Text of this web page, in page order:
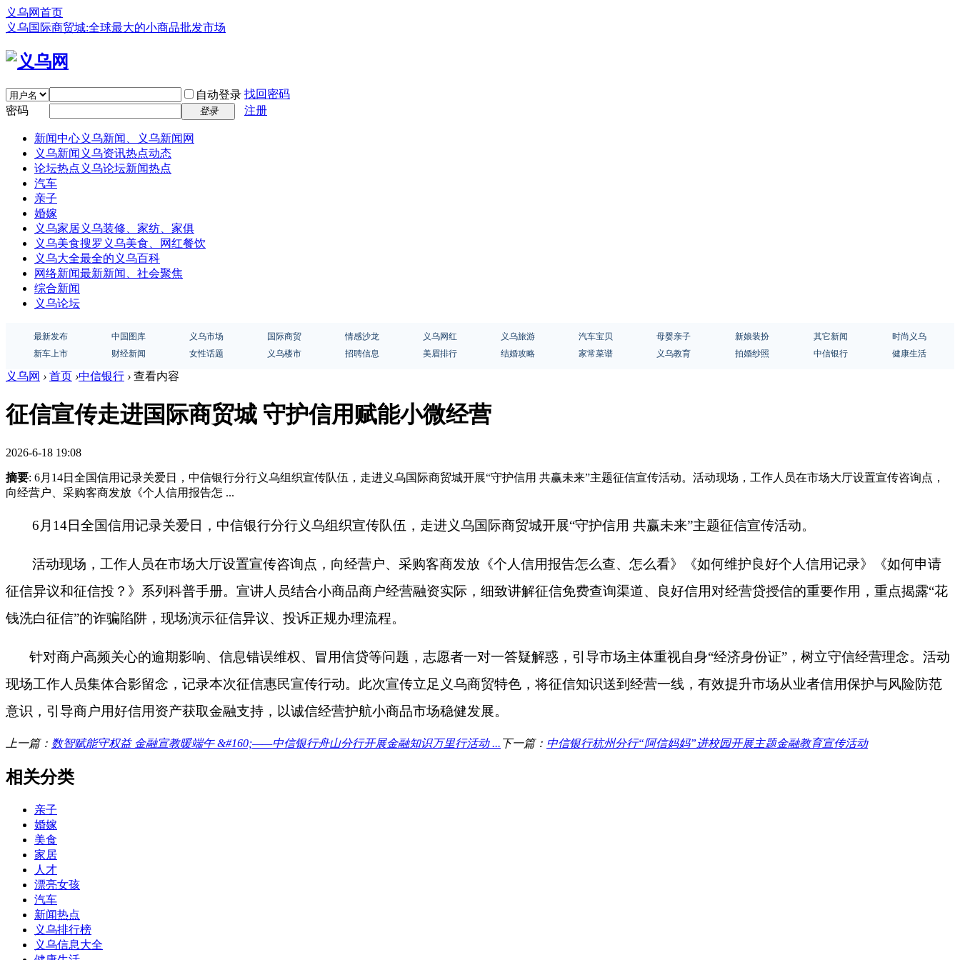
义乌网首页
义乌国际商贸城:全球最大的小商品批发市场
自动登录 找回密码
密码
登录 注册
新闻中心义乌新闻、义乌新闻网
义乌新闻 义乌资讯热点动态
论坛热点 义乌论坛新闻热点
汽车
亲子
婚嫁
义乌家居义乌装修、家纺、家俱
义乌美食搜罗义乌美食、网红餐饮
义乌大全最全的义乌百科
网络新闻最新新闻、社会聚焦
综合新闻
义乌论坛
最新发布 中国图库 义乌市场 国际商贸 情感沙龙 义乌网红 义乌旅游 汽车宝贝 母婴亲子 新娘装扮 其它新闻
时尚义乌
新车上市
财经新闻 女性话题 义乌楼市 招聘信息 美眉排行 结婚攻略 家常菜谱 义乌教育 拍婚纱照 中信银行 健康生活
义乌网 › 首页 ›中信银行 › 查看内容
征信宣传走进国际商贸城 守护信用赋能小微经营
2026-6-18 19:08
摘要: 6月14日全国信用记录关爱日，中信银行分行义乌组织宣传队伍，走进义乌国际商贸城开展“守护信用 共赢未来”主题征信宣传活动。活动现场，工作人员在市场大厅设置宣传咨询点，
向经营户、采购客商发放《个人信用报告怎 ...
6月14日全国信用记录关爱日，中信银行分行义乌组织宣传队伍，走进义乌国际商贸城开展“守护信用 共赢未来”主题征信宣传活动。
活动现场，工作人员在市场大厅设置宣传咨询点，向经营户、采购客商发放《个人信用报告怎么查、怎么看》《如何维护良好个人信用记录》《如何申请
征信异议和征信投？》系列科普手册。宣讲人员结合小商品商户经营融资实际，细致讲解征信免费查询渠道、良好信用对经营贷授信的重要作用，重点揭露“花
钱洗白征信”的诈骗陷阱，现场演示征信异议、投诉正规办理流程。
针对商户高频关心的逾期影响、信息错误维权、冒用信贷等问题，志愿者一对一答疑解惑，引导市场主体重视自身“经济身份证”，树立守信经营理念。活动
现场工作人员集体合影留念，记录本次征信惠民宣传行动。此次宣传立足义乌商贸特色，将征信知识送到经营一线，有效提升市场从业者信用保护与风险防范
意识，引导商户用好信用资产获取金融支持，以诚信经营护航小商品市场稳健发展。
上一篇： 数智赋能守权益 金融宣教暖端午 &#160;——中信银行舟山分行开展金融知识万里行活动 ... 下一篇： 中信银行杭州分行“阿信妈妈”进校园开展主题金融教育宣传活动
相关分类
亲子
婚嫁
美食
家居
人才
漂亮女孩
汽车
新闻热点
义乌排行榜
义乌信息大全